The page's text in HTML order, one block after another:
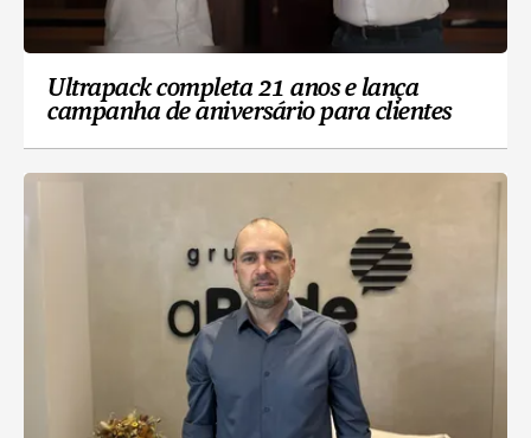
Ultrapack completa 21 anos e lança
campanha de aniversário para clientes